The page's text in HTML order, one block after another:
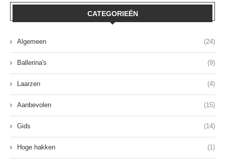
CATEGORIEËN
Algemeen (24)
Ballerina's (9)
Laarzen (4)
Aanbevolen (15)
Gids (14)
Hoge hakken (1)